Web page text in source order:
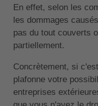
En effet, selon les
les dommages
pas du tout couverts
partiellement.
Concrètement, si
plafonne votre
entreprises